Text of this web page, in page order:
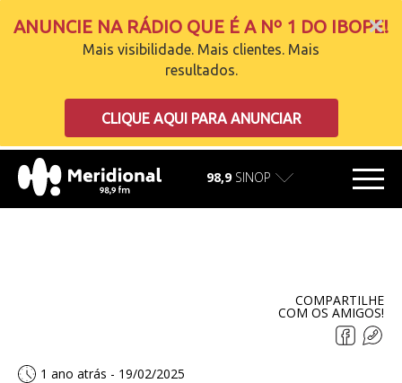
ANUNCIE NA RÁDIO QUE É A Nº 1 DO IBOPE!
Mais visibilidade. Mais clientes. Mais
resultados.
CLIQUE AQUI PARA ANUNCIAR
98,9 SINOP
COMPARTILHE
COM OS AMIGOS!
1 ano atrás - 19/02/2025